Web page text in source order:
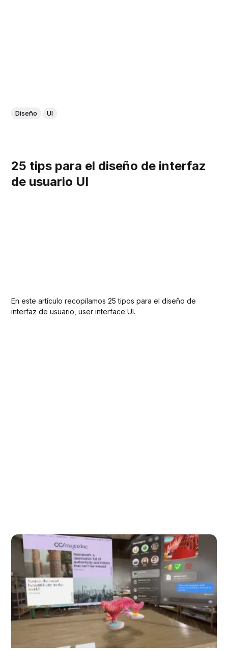
Diseño UI
25 tips para el diseño de interfaz
de usuario UI
En este artículo recopilamos 25 tipos para el diseño de
interfaz de usuario, user interface UI.